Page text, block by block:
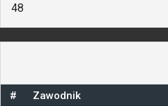
48
# Zawodnik